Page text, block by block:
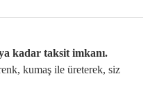
kadar taksit imkanı.
kumaş ile üreterek, siz